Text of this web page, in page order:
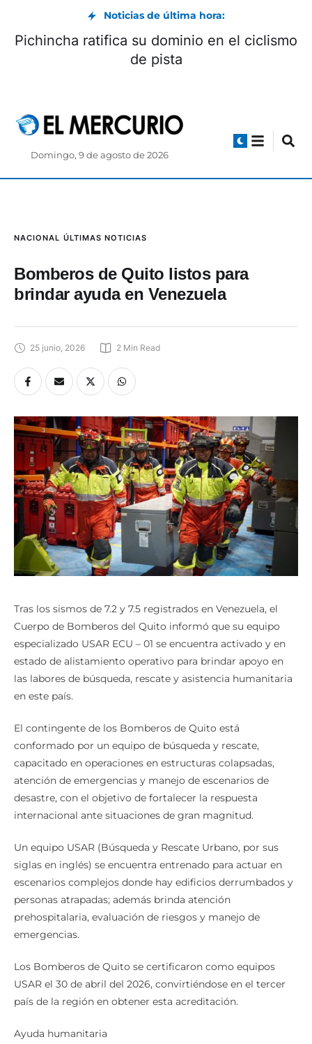
Noticias de última hora:
Pichincha ratifica su dominio en el ciclismo
de pista
Domingo, 9 de agosto de 2026
NACIONAL ÚLTIMAS NOTICIAS
Bomberos de Quito listos para
brindar ayuda en Venezuela
25 junio, 2026 2 Min Read
Tras los sismos de 7.2 y 7.5 registrados en Venezuela, el
Cuerpo de Bomberos del Quito informó que su equipo
especializado USAR ECU – 01 se encuentra activado y en
estado de alistamiento operativo para brindar apoyo en
las labores de búsqueda, rescate y asistencia humanitaria
en este país.
El contingente de los Bomberos de Quito está
conformado por un equipo de búsqueda y rescate,
capacitado en operaciones en estructuras colapsadas,
atención de emergencias y manejo de escenarios de
desastre, con el objetivo de fortalecer la respuesta
internacional ante situaciones de gran magnitud.
Un equipo USAR (Búsqueda y Rescate Urbano, por sus
siglas en inglés) se encuentra entrenado para actuar en
escenarios complejos donde hay edificios derrumbados y
personas atrapadas; además brinda atención
prehospitalaria, evaluación de riesgos y manejo de
emergencias.
Los Bomberos de Quito se certificaron como equipos
USAR el 30 de abril del 2026, convirtiéndose en el tercer
país de la región en obtener esta acreditación.
Ayuda humanitaria